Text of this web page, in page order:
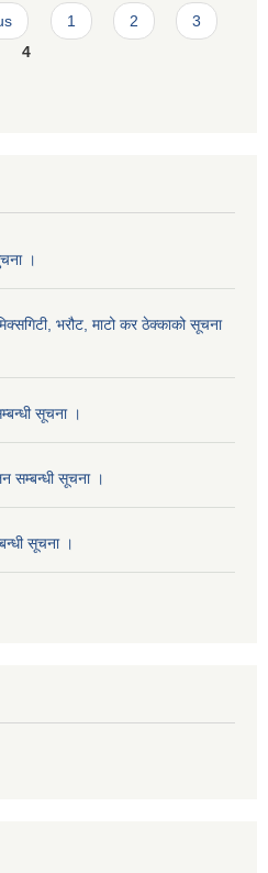
1 2
3
4
।
भरौट, माटो कर ठेक्काको सूचना
सूचना ।
सम्बन्धी सूचना ।
सूचना ।